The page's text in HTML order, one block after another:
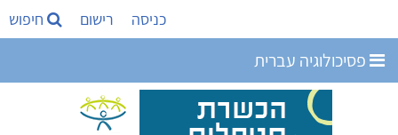
כניסה רישום חיפוש
פסיכולוגיה עברית